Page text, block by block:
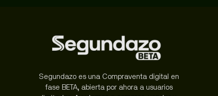
Segundazo es una Compraventa digital en
fase BETA, abierta por ahora a usuarios